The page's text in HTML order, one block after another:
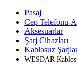
Pasaj
Cep Telefonu-
Aksesuarlar
Şarj Cihazları
Kablosuz
WESDAR